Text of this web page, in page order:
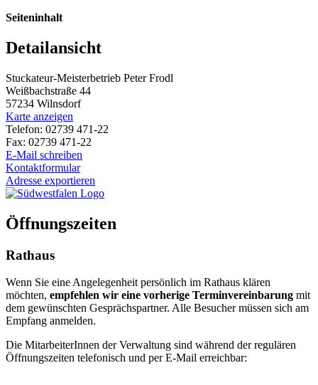
Seiteninhalt
Detailansicht
Stuckateur-Meisterbetrieb Peter Frodl
Weißbachstraße 44
57234 Wilnsdorf
Karte anzeigen
Telefon: 02739 471-22
Fax: 02739 471-22
E-Mail schreiben
Kontaktformular
Adresse exportieren
Öffnungszeiten
Rathaus
Wenn Sie eine Angelegenheit persönlich im Rathaus klären
möchten, empfehlen wir eine vorherige Terminvereinbarung mit
dem gewünschten Gesprächspartner. Alle Besucher müssen sich am
Empfang anmelden.
Die MitarbeiterInnen der Verwaltung sind während der regulären
Öffnungszeiten telefonisch und per E-Mail erreichbar: